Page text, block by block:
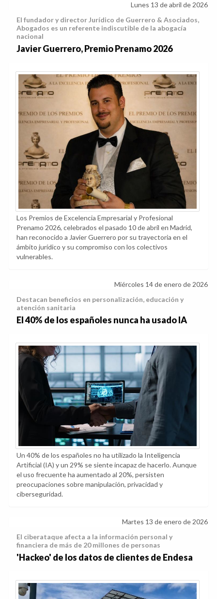
Lunes 13 de abril de 2026
El fundador y director Jurídico de Guerrero & Asociados,
Abogados es un referente indiscutible de la abogacía
nacional
Javier Guerrero, Premio Prenamo 2026
Los Premios de Excelencia Empresarial y Profesional
Prenamo 2026, celebrados el pasado 10 de abril en Madrid,
han reconocido a Javier Guerrero por su trayectoria en el
ámbito jurídico y su compromiso con los colectivos
vulnerables.
Miércoles 14 de enero de 2026
Destacan beneficios en personalización, educación y
atención sanitaria
El 40% de los españoles nunca ha usado IA
Un 40% de los españoles no ha utilizado la Inteligencia
Artificial (IA) y un 29% se siente incapaz de hacerlo. Aunque
el uso frecuente ha aumentado al 20%, persisten
preocupaciones sobre manipulación, privacidad y
ciberseguridad.
Martes 13 de enero de 2026
El ciberataque afecta a la información personal y
financiera de más de 20 millones de personas
'Hackeo' de los datos de clientes de Endesa